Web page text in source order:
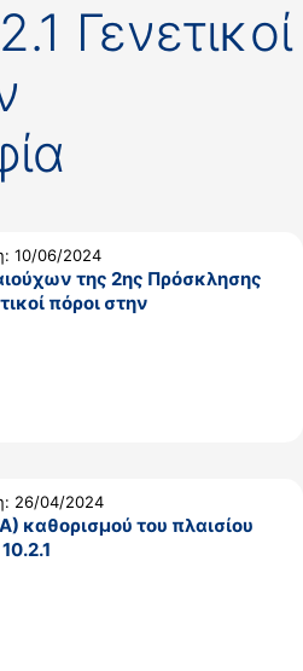
Γενετικοί
10/06/2024
της 2ης Πρόσκλησης
πόροι στην
26/04/2024
καθορισμού του πλαισίου